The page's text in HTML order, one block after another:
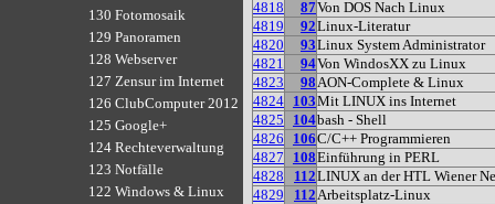
130 Fotomosaik
129 Panoramen
128 Webserver
127 Zensur im Internet
126 ClubComputer 2012
125 Google+
124 Rechteverwaltung
123 Notfälle
122 Windows & Linux
4818
87Von DOS Nach Linux
4819
92Linux-Literatur
4820
93Linux System Administrator
4821
94Von WindosXX zu Linux
4823
98AON-Complete & Linux
4824 103Mit LINUX ins Internet
4825
104bash - Shell
4826
106C/C++ Programmieren
4827
108Einführung in PERL
4828
112LINUX an der HTL Wiener
4829
112Arbeitsplatz-Linux